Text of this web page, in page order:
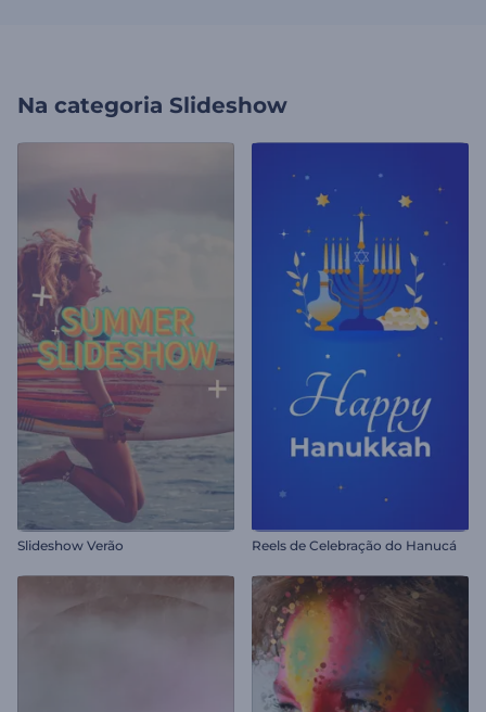
Na categoria Slideshow
Slideshow Verão Reels de Celebração do Hanucá